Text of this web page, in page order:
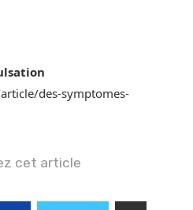
des-symptomes-
cet article